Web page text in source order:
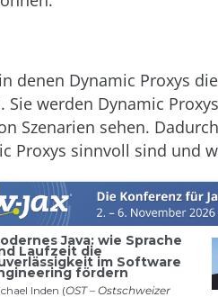
denen Dynamic Proxys
Sie werden Dynamic
Szenarien sehen.
Proxys sinnvoll sind und